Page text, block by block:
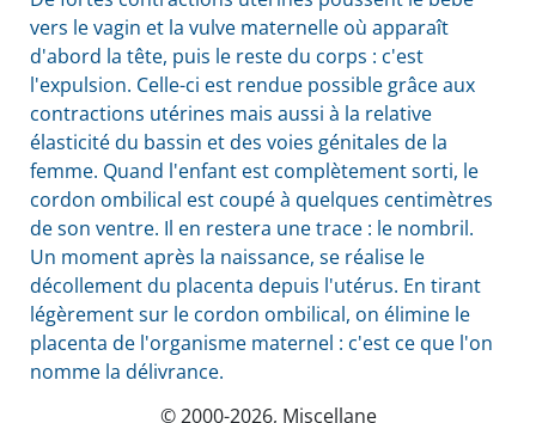
vers le vagin et la vulve maternelle où apparaît
d'abord la tête, puis le reste du corps : c'est
l'expulsion. Celle-ci est rendue possible grâce aux
contractions utérines mais aussi à la relative
élasticité du bassin et des voies génitales de la
femme. Quand l'enfant est complètement sorti, le
cordon ombilical est coupé à quelques centimètres
de son ventre. Il en restera une trace : le nombril.
Un moment après la naissance, se réalise le
décollement du placenta depuis l'utérus. En tirant
légèrement sur le cordon ombilical, on élimine le
placenta de l'organisme maternel : c'est ce que l'on
nomme la délivrance.
© 2000-2026, Miscellane